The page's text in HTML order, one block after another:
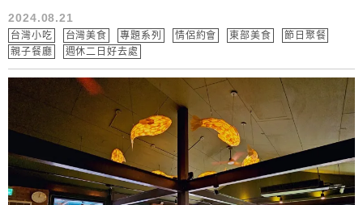
2024.08.21
台灣小吃 台灣美食 專題系列 情侶約會 東部美食
節日聚餐
親子餐廳
週休二日好去處